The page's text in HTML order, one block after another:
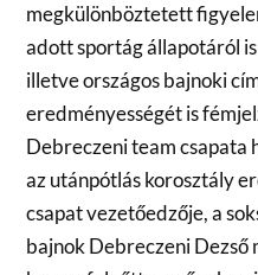
megkülönböztetett
adott sportág állapotáról
illetve országos bajnoki
eredményességét is
Debreczeni team csapata
az utánpótlás korosztály
csapat vezetőedzője, a
bajnok Debreczeni Dezső